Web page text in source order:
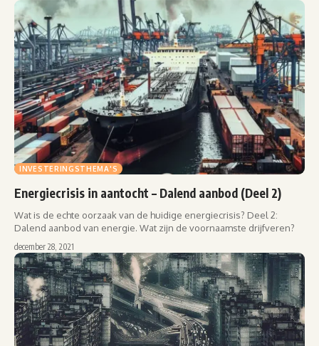
INVESTERINGSTHEMA'S
Energiecrisis in aantocht – Dalend aanbod (Deel 2)
Wat is de echte oorzaak van de huidige energiecrisis? Deel 2:
Dalend aanbod van energie. Wat zijn de voornaamste drijfveren?
december 28, 2021